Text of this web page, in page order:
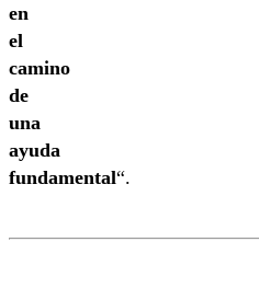
en
el
camino
de
una
ayuda
fundamental“.